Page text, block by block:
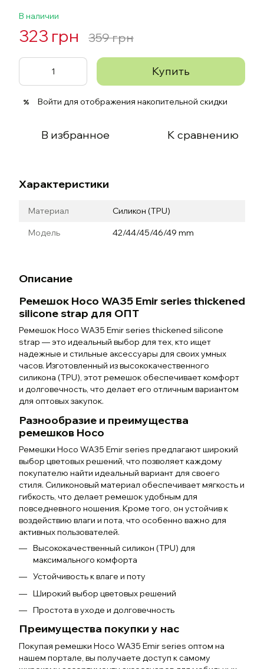
В наличии
323 грн 359 грн
Купить
% Войти для отображения накопительной скидки
В избранное К сравнению
Характеристики
Материал Силикон (TPU)
Модель 42/44/45/46/49 mm
Описание
Ремешок Hoco WA35 Emir series thickened
silicone strap для ОПТ
Ремешок Hoco WA35 Emir series thickened silicone
strap — это идеальный выбор для тех, кто ищет
надежные и стильные аксессуары для своих умных
часов. Изготовленный из высококачественного
силикона (TPU), этот ремешок обеспечивает комфорт
и долговечность, что делает его отличным вариантом
для оптовых закупок.
Разнообразие и преимущества
ремешков Hoco
Ремешки Hoco WA35 Emir series предлагают широкий
выбор цветовых решений, что позволяет каждому
покупателю найти идеальный вариант для своего
стиля. Силиконовый материал обеспечивает мягкость и
гибкость, что делает ремешок удобным для
повседневного ношения. Кроме того, он устойчив к
воздействию влаги и пота, что особенно важно для
активных пользователей.
Высококачественный силикон (TPU) для
максимального комфорта
Устойчивость к влаге и поту
Широкий выбор цветовых решений
Простота в уходе и долговечность
Преимущества покупки у нас
Покупая ремешки Hoco WA35 Emir series оптом на
нашем портале, вы получаете доступ к самому